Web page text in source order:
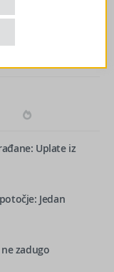
Uplate iz
Jedan
zadugo